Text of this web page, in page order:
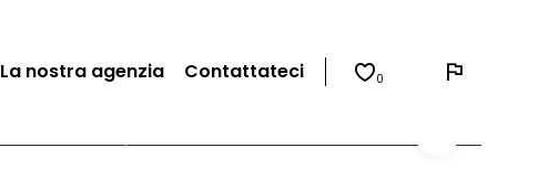
La nostra agenzia Contattateci 0